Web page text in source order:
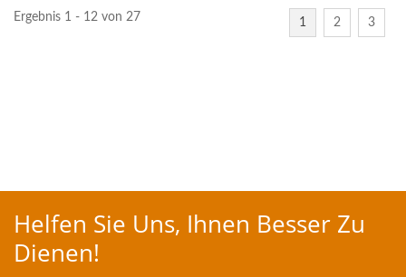
Ergebnis 1 - 12 von 27 1 2 3
Helfen Sie Uns, Ihnen Besser Zu
Dienen!